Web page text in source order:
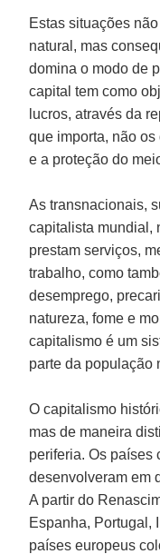
Estas situações
natural, mas
domina o modo de
capital tem como
lucros, através da
que importa, não
e a proteção do
As transnacionais,
capitalista mundial,
prestam serviços,
trabalho, como
desemprego,
natureza, fome e
capitalismo é um
parte da população
O capitalismo
mas de maneira
periferia. Os países
desenvolveram em
A partir do
Espanha, Portugal,
países europeus